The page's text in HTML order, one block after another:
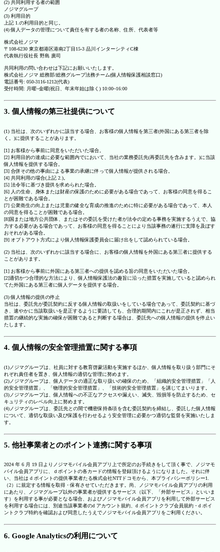
(2) 共同利用する者の範囲
ノジマグループ
(3) 利用目的
上記 1.の利用目的と同じ。
(4) 個人データの管理について責任を有する者の名称、住所、代表者等
株式会社ノジマ
〒108-6230 東京都港区港南2丁目15-3 品川インターシティC棟
代表執行役社長 野島 廣司
共同利用の問い合わせは下記にお願いいたします。
株式会社ノジマ 総務部/総務グループ法務チーム(個人情報保護相談窓口)
電話番号: 050-3116-1212(代表)
受付時間: 月曜~金曜(祝日、年末年始は除く) 10:00~16:00
3. 個人情報の第三社提供について
(1) 当社は、次のいずれかに該当する場合、お客様の個人情報を第三者(外国にある第三者を除
く。)に提供することがあります。
[1] お客様から事前に同意をいただいた場合。
[2] 利用目的の達成に必要な範囲内でにおいて、当社の業務委託先(再委託先を含みます。)に当該
個人情報を提供する場合。
[3] 合併その他の事由による事業の承継に伴って個人情報が提供される場合。
[4] 共同利用の場合(上記 2.)。
[5] 法令等に基づき提供を求められた場合。
[6] 人の生命、身体または財産の保護のために必要がある場合であって、お客様の同意を得るこ
とが困難である場合。
[7] 公衆衛生の向上または児童の健全な育成の推進のために特に必要がある場合であって、本人
の同意を得ることが困難である場合。
[8]国または地方公共団体、またはその委託を受けた者が法令の定める事務を実施するうえで、協
力する必要がある場合であって、お客様の同意を得ることにより当該事務の遂行に支障を及ぼす
おそれがある場合。
[9] オプトアウト方式により個人情報保護委員会に届け出をして認められている場合。
(2) 当社は、次のいずれかに該当する場合に、お客様の個人情報を外国にある第三者に提供する
ことがあります。
[1] お客様から事前に外国にある第三者への提供を認める旨の同意をいただいた場合。
[2]適切かつ合理的な方法により、個人情報保護法の趣旨に沿った措置を実施していると認められ
てた外国にある第三者に個人データを提供する場合。
(3) 個人情報の提供の停止
当社は、委託先が委託契約に反する個人情報の取扱いをしている場合であって、委託契約に基づ
き、速やかに当該取扱いを是正するように要請しても、合理的期間内にこれが是正されず、相当
措置の継続的な実施の確保が困難であると判断する場合は、委託先への個人情報の提供を停止い
たします。
4. 個人情報の安全管理措置に関する事項
(1)ノジマグループは、社員に対する教育啓蒙活動を実施するほか、個人情報を取り扱う部門にそ
れぞれ責任者を置き、個人情報の適切な管理に努めます。
(2)ノジマグループは、個人データの適正な取り扱いの確保のため、「組織的安全管理措置」「人
的安全管理措置」、「物理的安全管理措置」、「技術的安全管理措置」を講じてまいります。
(3)ノジマグループは、個人情報への不正なアクセスや漏えい、滅失、毀損等を防止するため、セ
キュリティのレベル向上に努めます。
(4)ノジマグループは、委託先との間で機密保持条項を含む委託契約を締結し、委託した個人情報
について、適切な取扱い及び保護を行わせるよう安全管理に必要かつ適切な監督を実施いたしま
す。
5. 他社事業者とのポイント連携に関する事項
2024 年 6 月 19 日よりノジマモバイル会員アプリ上で所定のお手続きをして頂く事で、ノジマモ
バイル会員アプリに、ｄポイントの各カードの情報を登録頂けるようになりました。それに伴
い、当社は d ポイントの提供事業者たる株式会社NTTドコモから、本プライバシーポリシー1.
（2）に規定する情報を取得・保有させていただきます。尚、ノジマモバイル会員アプリの利用
にあたり、ノジマグループ以外の事業者が提供するサービス（以下、「外部サービス」といいま
す）を利用する事が必要となる場合、およびノジマモバイル会員アプリを利用して外部サービス
を利用する場合には、別途当該事業者のd アカウント規約、d ポイントクラブ会員規約・d ポイ
ントクラブ特約を確認および同意したうえでノジマモバイル会員アプリをご利用ください。
6. Google Analyticsの利用について